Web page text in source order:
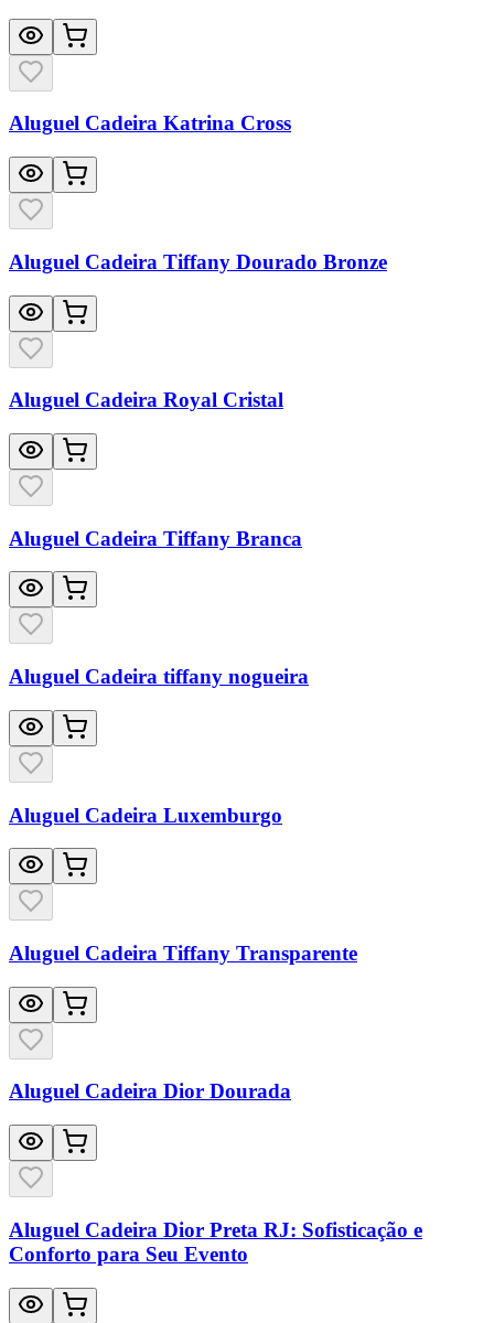
Aluguel Cadeira Katrina Cross
Aluguel Cadeira Tiffany Dourado Bronze
Aluguel Cadeira Royal Cristal
Aluguel Cadeira Tiffany Branca
Aluguel Cadeira tiffany nogueira
Aluguel Cadeira Luxemburgo
Aluguel Cadeira Tiffany Transparente
Aluguel Cadeira Dior Dourada
Aluguel Cadeira Dior Preta RJ: Sofisticação e
Conforto para Seu Evento